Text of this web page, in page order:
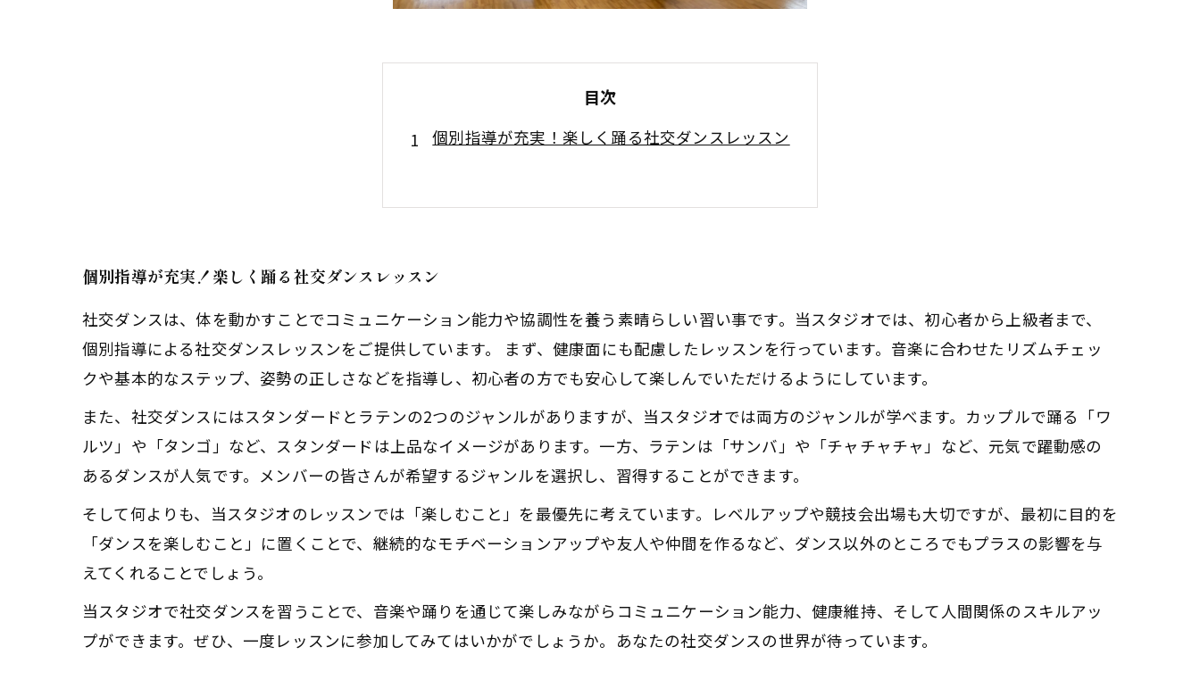
目次
個別指導が充実！楽しく踊る社交ダンスレッスン
個別指導が充実！楽しく踊る社交ダンスレッスン
社交ダンスは、体を動かすことでコミュニケーション能力や協調性を養う素晴らしい習い事です。当スタジオでは、初心者から上級者まで、
個別指導による社交ダンスレッスンをご提供しています。 まず、健康面にも配慮したレッスンを行っています。音楽に合わせたリズムチェッ
クや基本的なステップ、姿勢の正しさなどを指導し、初心者の方でも安心して楽しんでいただけるようにしています。
また、社交ダンスにはスタンダードとラテンの2つのジャンルがありますが、当スタジオでは両方のジャンルが学べます。カップルで踊る「ワ
ルツ」や「タンゴ」など、スタンダードは上品なイメージがあります。一方、ラテンは「サンバ」や「チャチャチャ」など、元気で躍動感の
あるダンスが人気です。メンバーの皆さんが希望するジャンルを選択し、習得することができます。
そして何よりも、当スタジオのレッスンでは「楽しむこと」を最優先に考えています。レベルアップや競技会出場も大切ですが、最初に目的を
「ダンスを楽しむこと」に置くことで、継続的なモチベーションアップや友人や仲間を作るなど、ダンス以外のところでもプラスの影響を与
えてくれることでしょう。
当スタジオで社交ダンスを習うことで、音楽や踊りを通じて楽しみながらコミュニケーション能力、健康維持、そして人間関係のスキルアッ
プができます。ぜひ、一度レッスンに参加してみてはいかがでしょうか。あなたの社交ダンスの世界が待っています。